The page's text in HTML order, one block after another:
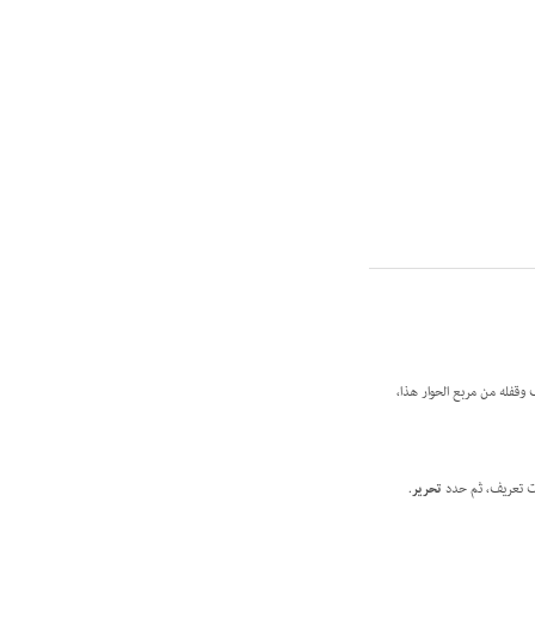
من مربع الحوار هذا،
تعريف، ثم حددتحرير.